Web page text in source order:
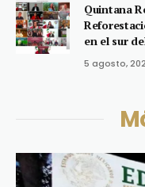
Quintana
en el sur
5 agosto,